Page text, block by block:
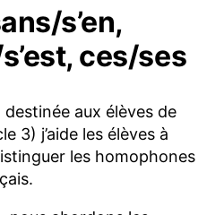
s’en,
ces/ses
aux élèves de
3) j’aide les élèves à
les homophones